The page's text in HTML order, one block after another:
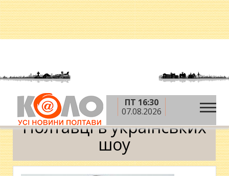
ПТ 16:30
07.08.2026
Головна » Полтавці в українських шоу
Полтавці в українських
шоу